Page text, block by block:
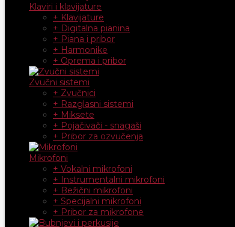
Klaviri i klavijature
+ Klavijature
+ Digitalna pianina
+ Piana i pribor
+ Harmonike
+ Oprema i pribor
Zvučni sistemi
+ Zvučnici
+ Razglasni sistemi
+ Miksete
+ Pojačivači - snagaši
+ Pribor za ozvučenja
Mikrofoni
+ Vokalni mikrofoni
+ Instrumentalni mikrofoni
+ Bežični mikrofoni
+ Specijalni mikrofoni
+ Pribor za mikrofone